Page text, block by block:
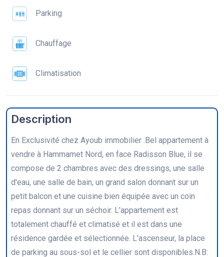
Parking
Chauffage
Climatisation
Description
En Exclusivité chez Ayoub immobilier .Bel appartement à
vendre à Hammamet Nord, en face Radisson Blue, il se
compose de 2 chambres avec des dressings, une salle
d'eau, une salle de bain, un grand salon donnant sur un
petit balcon et une cuisine bien équipée avec un coin
repas donnant sur un séchoir. L'appartement est
totalement chauffé et climatisé et il est dans une
résidence gardée et sélectionnée. L'ascenseur, la place
de parking au sous-sol et le cellier sont disponibles.N.B: